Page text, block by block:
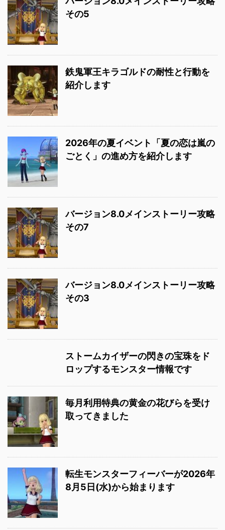
その5
鉄鬼軍王キラゴルドの耐性と行動を
紹介します
2026年の夏イベント「夏の恋は嵐の
ごとく」の進め方を紹介します
バージョン8.0メインストーリー攻略
その7
バージョン8.0メインストーリー攻略
その3
ストームカイザーの閃きの宝珠をド
ロップするモンスター情報です
毎月利用特典の黄金の花びらを受け
取ってきました
転生モンスターフィーバーが2026年
8月5日(水)から始まります